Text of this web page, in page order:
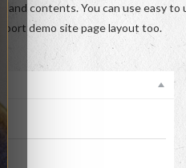
and contents. You can use easy to
demo site page layout too.